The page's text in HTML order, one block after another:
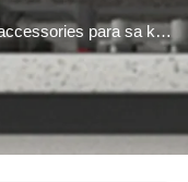
para sa kagamitang madaling i-fold